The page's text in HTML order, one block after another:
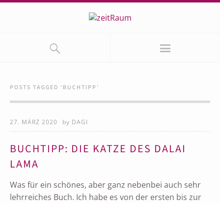
POSTS TAGGED ‘ BUCHTIPP’
27. MÄRZ 2020 by DAGI
BUCHTIPP: DIE KATZE DES DALAI
LAMA
Was für ein schönes, aber ganz nebenbei auch sehr
lehrreiches Buch. Ich habe es von der ersten bis zur